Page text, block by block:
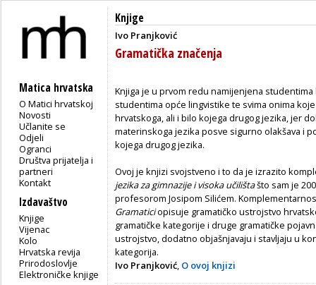
Matica hrvatska
O Matici hrvatskoj
Novosti
Učlanite se
Odjeli
Ogranci
Društva prijatelja i
partneri
Kontakt
Izdavaštvo
Knjige
Vijenac
Kolo
Hrvatska revija
Prirodoslovlje
Elektroničke knjige
Knjige
Ivo Pranjković
Gramatička značenja
Knjiga je u prvom redu namijenjena
studentima opće lingvistike te svima onima
hrvatskoga, ali i bilo kojega drugog jezika, jer
materinskoga jezika posve sigurno olakšava i
kojega drugog jezika.
Ovoj je knjizi svojstveno i to da je izrazito
jezika za gimnazije i visoka učilištašto sam je
profesorom Josipom Silićem.
Gramaticiopisuje gramatičko ustrojstvo
gramatičke kategorije i druge gramatičke
ustrojstvo, dodatno objašnjavaju i stavljaju u
kategorija.
Ivo Pranjković, O ovoj knjizi